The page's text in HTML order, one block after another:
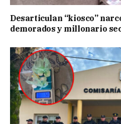
Desarticulan “kiosco”
demorados y millonario